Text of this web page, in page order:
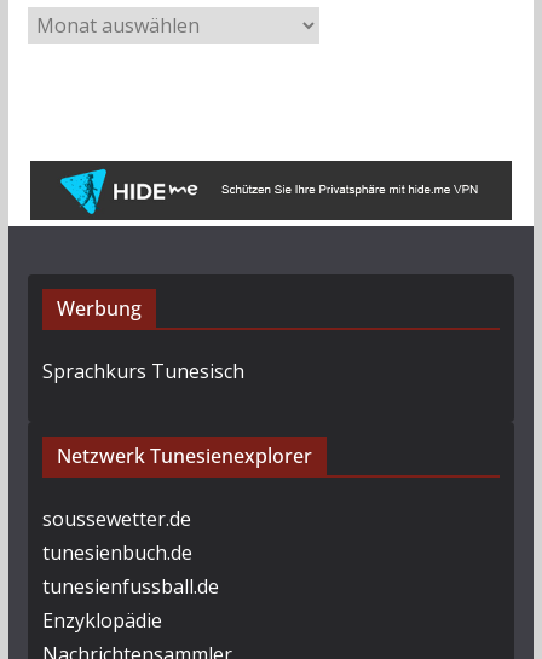
r
Werbung
Sprachkurs Tunesisch
Netzwerk Tunesienexplorer
soussewetter.de
tunesienbuch.de
tunesienfussball.de
Enzyklopädie